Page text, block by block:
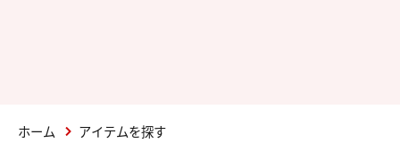
ホーム アイテムを探す